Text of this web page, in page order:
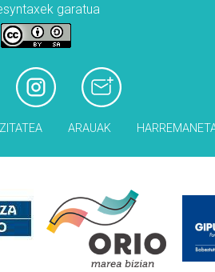
garatua
ARAUAK